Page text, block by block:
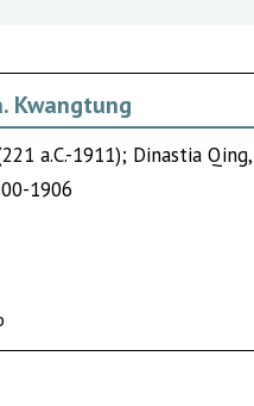
Kwangtung
a.C.-1911); Dinastia
1906